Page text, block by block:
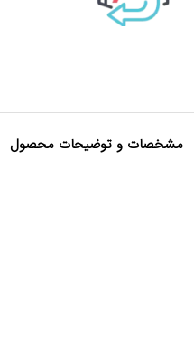
مشخصات و توضیحات محصول